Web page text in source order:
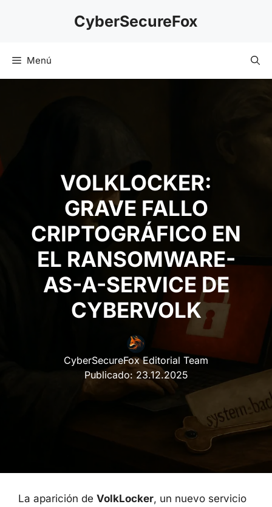
CyberSecureFox
Menú
VOLKLOCKER:
GRAVE FALLO
CRIPTOGRÁFICO EN
EL RANSOMWARE-
AS-A-SERVICE DE
CYBERVOLK
CyberSecureFox Editorial Team
Publicado: 23.12.2025
La aparición de VolkLocker, un nuevo servicio